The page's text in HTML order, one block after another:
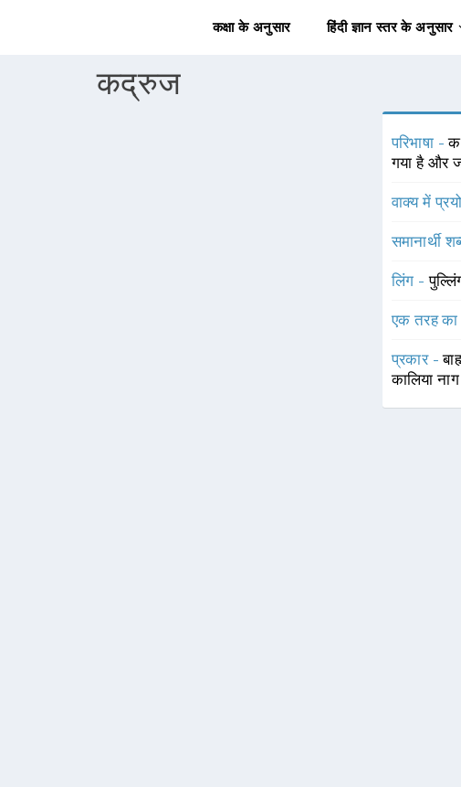
कक्षा के अनुसार हिंदी ज्ञान स्तर के अनुसार
कद्रुज
परिभाषा -
गया है और
वाक्य में
समानार्थी
लिंग -
एक तरह
प्रकार -
कालिया नाग